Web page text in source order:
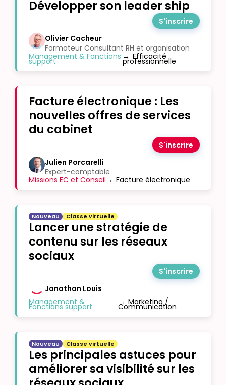
Développer son leader ship
S'inscrire
Olivier Cacheur
Formateur Consultant RH et organisation
Management & Fonctions
support → Efficacité
professionnelle
Facture électronique : Les
nouvelles offres de services
du cabinet
S'inscrire
Julien Porcarelli
Expert-comptable
Missions EC et Conseil→ Facture électronique
Nouveau Classe virtuelle
Lancer une stratégie de
contenu sur les réseaux
sociaux
S'inscrire
Jonathan Louis
Management &
Fonctions support → Marketing /
Communication
Nouveau Classe virtuelle
Les principales astuces pour
améliorer sa visibilité sur les